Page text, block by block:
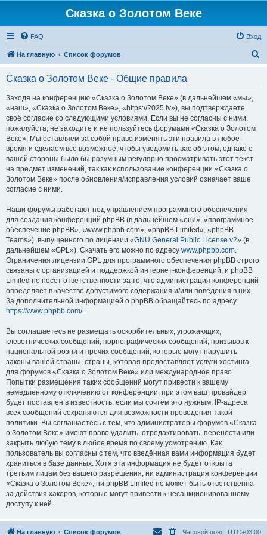
Сказка о Золотом Веке
FAQ Вход
На главную Список форумов
Сказка о Золотом Веке - Общие правила
Заходя на конференцию «Сказка о Золотом Веке» (в дальнейшем «мы»,
«наш», «Сказка о Золотом Веке», «https://2025.lv»), вы подтверждаете
своё согласие со следующими условиями. Если вы не согласны с ними,
пожалуйста, не заходите и не пользуйтесь форумами «Сказка о Золотом
Веке». Мы оставляем за собой право изменять эти правила в любое
время и сделаем всё возможное, чтобы уведомить вас об этом, однако с
вашей стороны было бы разумным регулярно просматривать этот текст
на предмет изменений, так как использование конференции «Сказка о
Золотом Веке» после обновления/исправления условий означает ваше
согласие с ними.
Наши форумы работают под управлением программного обеспечения
для создания конференций phpBB (в дальнейшем «они», «программное
обеспечение phpBB», «www.phpbb.com», «phpBB Limited», «phpBB
Teams»), выпущенного по лицензии «GNU General Public License v2» (в
дальнейшем «GPL»). Скачать его можно по адресу www.phpbb.com.
Ограничения лицензии GPL для программного обеспечения phpBB строго
связаны с организацией и поддержкой интернет-конференций, и phpBB
Limited не несёт ответственности за то, что администрация конференций
определяет в качестве допустимого содержания и/или поведения в них.
За дополнительной информацией о phpBB обращайтесь по адресу
https://www.phpbb.com/.
Вы соглашаетесь не размещать оскорбительных, угрожающих,
клеветнических сообщений, порнографических сообщений, призывов к
национальной розни и прочих сообщений, которые могут нарушить
законы вашей страны, страны, которая предоставляет услуги хостинга
для форумов «Сказка о Золотом Веке» или международное право.
Попытки размещения таких сообщений могут привести к вашему
немедленному отключению от конференции, при этом ваш провайдер
будет поставлен в известность, если мы сочтём это нужным. IP-адреса
всех сообщений сохраняются для возможности проведения такой
политики. Вы соглашаетесь с тем, что администраторы форумов «Сказка
о Золотом Веке» имеют право удалить, отредактировать, перенести или
закрыть любую тему в любое время по своему усмотрению. Как
пользователь вы согласны с тем, что введённая вами информация будет
храниться в базе данных. Хотя эта информация не будет открыта
третьим лицам без вашего разрешения, ни администрация конференции
«Сказка о Золотом Веке», ни phpBB Limited не может быть ответственна
за действия хакеров, которые могут привести к несанкционированному
доступу к ней.
На главную Список форумов Часовой пояс: UTC+03:00